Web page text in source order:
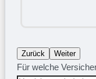
Zurück Weiter
Für welche